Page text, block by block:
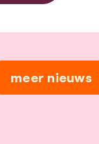
meer nieuws